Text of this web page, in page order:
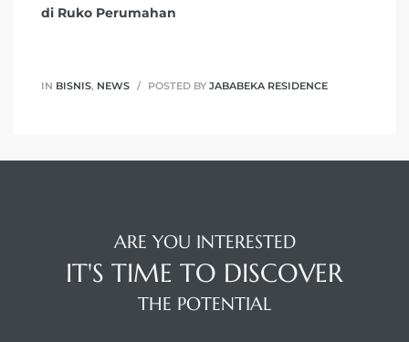
di Ruko Perumahan
IN BISNIS, NEWS POSTED BY JABABEKA RESIDENCE
ARE YOU INTERESTED
IT'S TIME TO DISCOVER
THE POTENTIAL